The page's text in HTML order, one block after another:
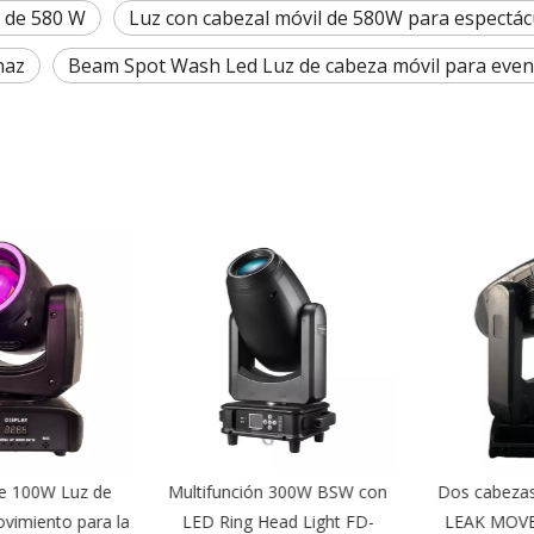
580 W
Luz con cabezal móvil de 580W para
Beam Spot Wash Led Luz de cabeza móvil para
Luz de
para la
Multifunción 300W BSW con
LED Ring Head Light FD-
Dos
LEAK